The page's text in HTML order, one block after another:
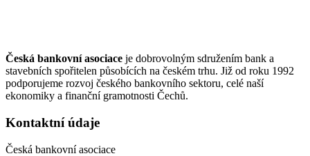
Česká bankovní asociace je dobrovolným sdružením bank a
stavebních spořitelen působících na českém trhu. Již od roku 1992
podporujeme rozvoj českého bankovního sektoru, celé naší
ekonomiky a finanční gramotnosti Čechů.
Kontaktní údaje
Česká bankovní asociace